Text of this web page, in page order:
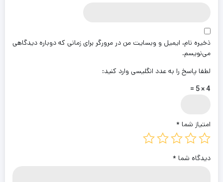
ذخیره نام، ایمیل و وبسایت من در مرورگر برای زمانی که دوباره دیدگاهی
می‌نویسم.
لطفا پاسخ را به عدد انگلیسی وارد کنید:
4 × 5 =
امتیاز شما *
دیدگاه شما *